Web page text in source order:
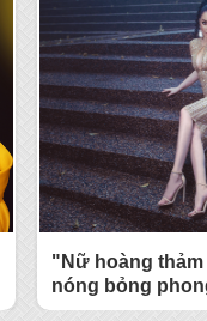
"Nữ hoàng
nóng bỏng